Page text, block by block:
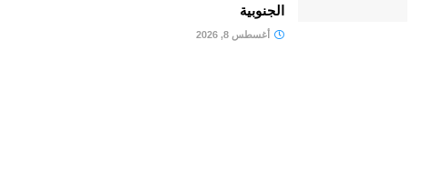
الجنوبية
أغسطس 8, 2026